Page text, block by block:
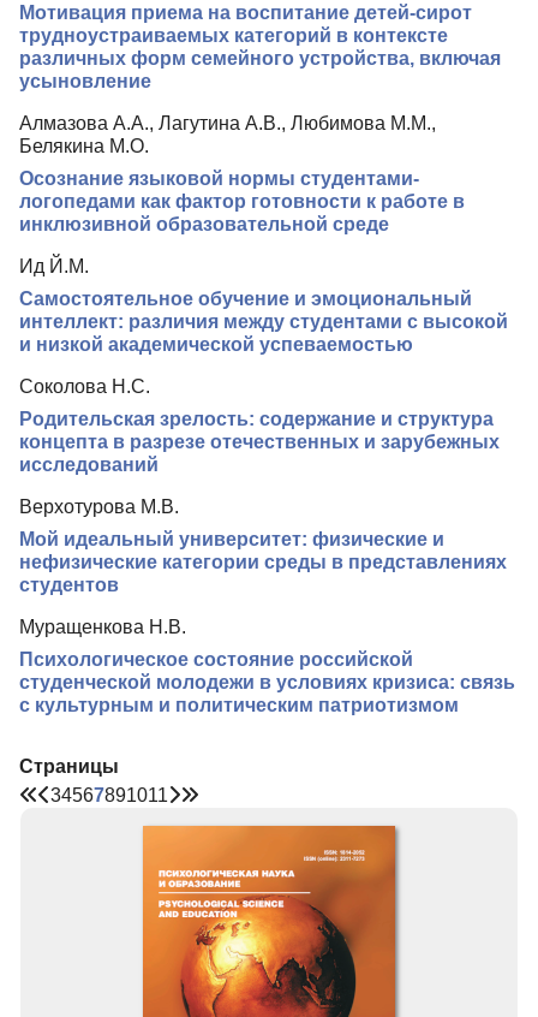
Мотивация приема на воспитание детей-сирот
трудноустраиваемых категорий в контексте
различных форм семейного устройства, включая
усыновление
Алмазова А.А., Лагутина А.В., Любимова М.М.,
Белякина М.О.
Осознание языковой нормы студентами-
логопедами как фактор готовности к работе в
инклюзивной образовательной среде
Ид Й.М.
Самостоятельное обучение и эмоциональный
интеллект: различия между студентами с высокой
и низкой академической успеваемостью
Соколова Н.С.
Родительская зрелость: содержание и структура
концепта в разрезе отечественных и зарубежных
исследований
Верхотурова М.В.
Мой идеальный университет: физические и
нефизические категории среды в представлениях
студентов
Муращенкова Н.В.
Психологическое состояние российской
студенческой молодежи в условиях кризиса: связь
с культурным и политическим патриотизмом
Страницы
34567891011